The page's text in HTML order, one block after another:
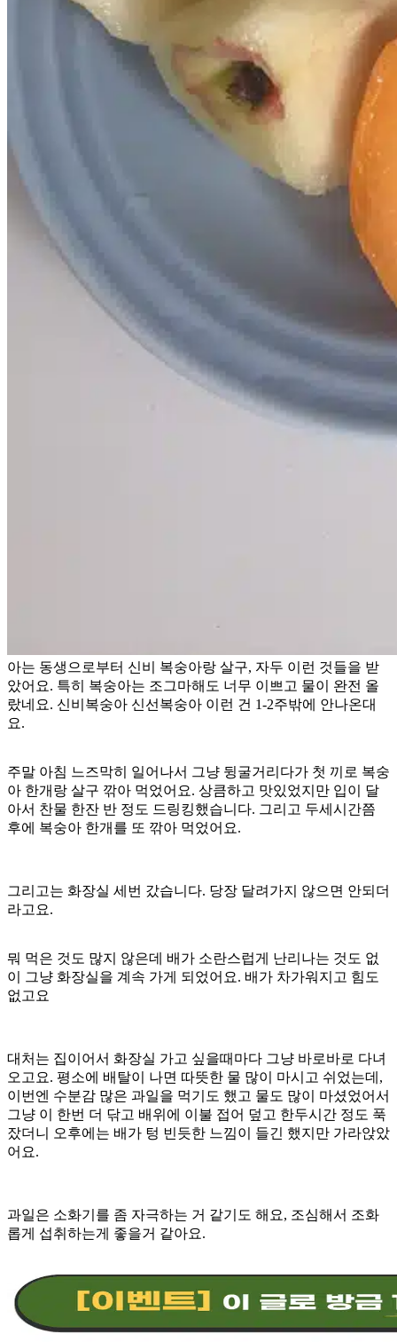
아는 동생으로부터 신비 복숭아랑 살구, 자두 이런 것들을 받
았어요. 특히 복숭아는 조그마해도 너무 이쁘고 물이 완전 올
랐네요. 신비복숭아 신선복숭아 이런 건 1-2주밖에 안나온대
요.
주말 아침 느즈막히 일어나서 그냥 뒹굴거리다가 첫 끼로 복숭
아 한개랑 살구 깎아 먹었어요. 상큼하고 맛있었지만 입이 달
아서 찬물 한잔 반 정도 드링킹했습니다. 그리고 두세시간쯤
후에 복숭아 한개를 또 깎아 먹었어요.
그리고는 화장실 세번 갔습니다. 당장 달려가지 않으면 안되더
라고요.
뭐 먹은 것도 많지 않은데 배가 소란스럽게 난리나는 것도 없
이 그냥 화장실을 계속 가게 되었어요. 배가 차가워지고 힘도
없고요
대처는 집이어서 화장실 가고 싶을때마다 그냥 바로바로 다녀
오고요. 평소에 배탈이 나면 따뜻한 물 많이 마시고 쉬었는데,
이번엔 수분감 많은 과일을 먹기도 했고 물도 많이 마셨었어서
그냥 이 한번 더 닦고 배위에 이불 접어 덮고 한두시간 정도 푹
잤더니 오후에는 배가 텅 빈듯한 느낌이 들긴 했지만 가라앉았
어요.
과일은 소화기를 좀 자극하는 거 같기도 해요, 조심해서 조화
롭게 섭취하는게 좋을거 같아요.